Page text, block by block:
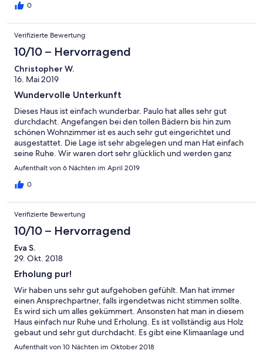
0
Verifizierte Bewertung
10/10 – Hervorragend
Christopher W.
16. Mai 2019
Wundervolle Unterkunft
Dieses Haus ist einfach wunderbar. Paulo hat alles sehr gut
durchdacht. Angefangen bei den tollen Bädern bis hin zum
schönen Wohnzimmer ist es auch sehr gut eingerichtet und
ausgestattet. Die Lage ist sehr abgelegen und man Hat einfach
seine Ruhe. Wir waren dort sehr glücklich und werden ganz
bestimmt zurück kommen. Liebe Grüße Chris
Aufenthalt von 6 Nächten im April 2019
0
Verifizierte Bewertung
10/10 – Hervorragend
Eva S.
29. Okt. 2018
Erholung pur!
Wir haben uns sehr gut aufgehoben gefühlt. Man hat immer
einen Ansprechpartner, falls irgendetwas nicht stimmen sollte.
Es wird sich um alles gekümmert. Ansonsten hat man in diesem
Haus einfach nur Ruhe und Erholung. Es ist vollständig aus Holz
gebaut und sehr gut durchdacht. Es gibt eine Klimaanlage und
große Deckenventilatoren. Die beiden Schlafzimmer haben
Aufenthalt von 10 Nächten im Oktober 2018